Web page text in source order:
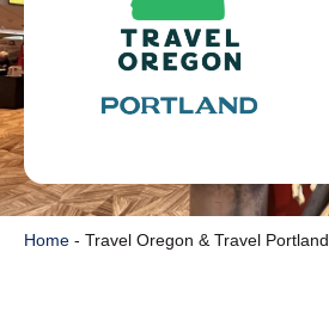
Home - Travel Oregon & Travel Portland